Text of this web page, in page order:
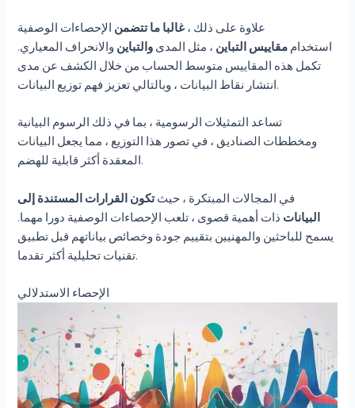
علاوة على ذلك ، غالبا ما تتضمن الإحصاءات الوصفية
استخدام مقاييس التباين ، مثل المدى والتباين والانحراف المعياري.
تكمل هذه المقاييس متوسط الحساب من خلال الكشف عن مدى
انتشار نقاط البيانات ، وبالتالي تعزيز فهم توزيع البيانات.
تساعد التمثيلات الرسومية ، بما في ذلك الرسوم البيانية
ومخططات الصناديق ، في تصور هذا التوزيع ، مما يجعل البيانات
المعقدة أكثر قابلية للهضم.
في المجالات المبتكرة ، حيثتكون القرارات المستندة إلى
البيانات ذات أهمية قصوى ، تلعب الإحصاءات الوصفية دورا مهما.
يسمح للباحثين والمهنيين بتقييم جودة وخصائص بياناتهم قبل تطبيق
تقنيات تحليلية أكثر تقدما.
الإحصاء الاستدلالي